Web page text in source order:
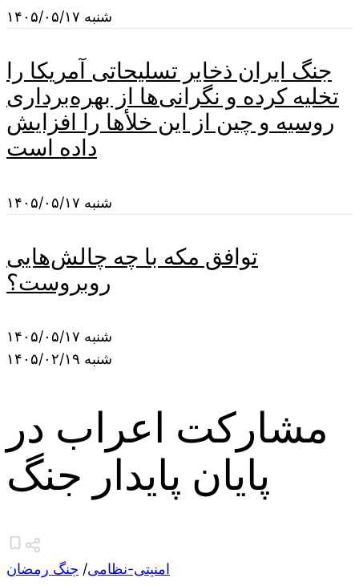
شنبه ۱۴۰۵/۰۵/۱۷
جنگ ایران ذخایر تسلیحاتی آمریکا را
تخلیه کرده و نگرانی‌ها از بهره‌برداری
روسیه و چین از این خلأها را افزایش
داده است
شنبه ۱۴۰۵/۰۵/۱۷
توافق مکه با چه چالش‌هایی
روبروست؟
شنبه ۱۴۰۵/۰۵/۱۷
شنبه ۱۴۰۵/۰۲/۱۹
مشارکت اعراب در
پایان پایدار جنگ
امنیتی-نظامی/ جنگ رمضان